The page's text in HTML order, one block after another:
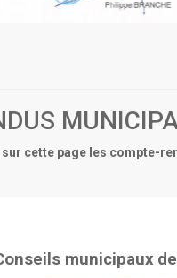
cette page les compte-
municipaux